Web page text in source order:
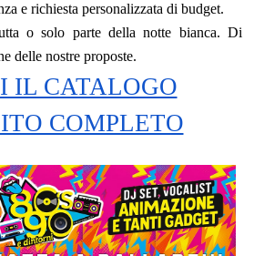
e richiesta personalizzata di budget.
o solo parte della notte bianca. Di
delle nostre proposte.
IL CATALOGO
COMPLETO